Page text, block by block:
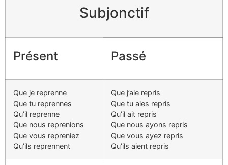
Subjonctif
Présent Passé
Que je reprenne
Que tu reprennes
Qu’il reprenne
Que nous reprenions
Que vous repreniez
Qu’ils reprennent
Que j’aie repris
Que tu aies repris
Qu’il ait repris
Que nous ayons repris
Que vous ayez repris
Qu’ils aient repris